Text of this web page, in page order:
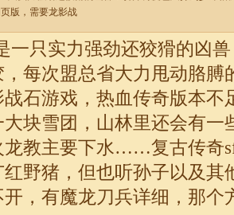
版，需要龙影战
一只实力强劲还狡猾的凶
每次盟总省大力甩动胳膊
石游戏，热血传奇版本不
块雪团，山林里还会有一
龙教主要下水……复古传奇
野猪，但也听孙子以及其
开，有魔龙刀兵详细，那个